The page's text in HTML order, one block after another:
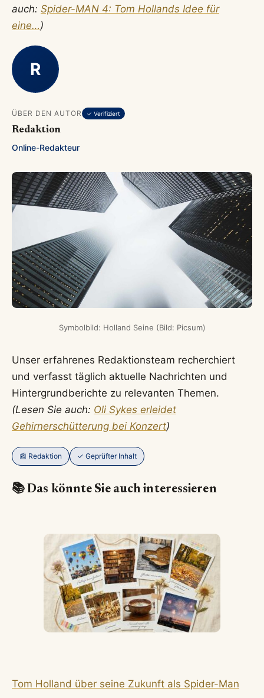
auch: Spider-MAN 4: Tom Hollands Idee für
eine…)
R
ÜBER DEN AUTOR ✓ Verifiziert
Redaktion
Online-Redakteur
Symbolbild: Holland Seine (Bild: Picsum)
Unser erfahrenes Redaktionsteam recherchiert
und verfasst täglich aktuelle Nachrichten und
Hintergrundberichte zu relevanten Themen.
(Lesen Sie auch: Oli Sykes erleidet
Gehirnerschütterung bei Konzert)
📰 Redaktion ✓ Geprüfter Inhalt
📚 Das könnte Sie auch interessieren
Tom Holland über seine Zukunft als Spider-Man